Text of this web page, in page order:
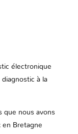
électronique
à la
que nous avons
en Bretagne